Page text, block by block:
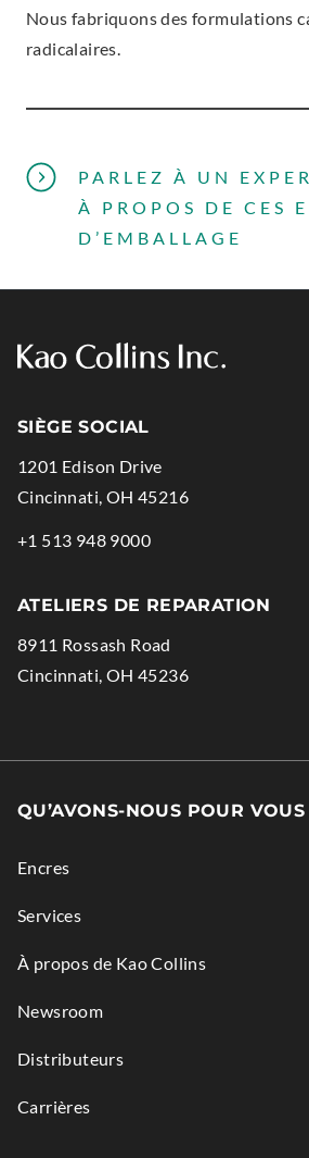
Nous fabriquons des formulations
radicalaires.
PARLEZ À UN
À PROPOS DE CES
D’EMBALLAGE
SIÈGE SOCIAL
1201 Edison Drive
Cincinnati OH 45216.
in
window.
+1 513 948 9000.
Link.
ATELIERS DE REPARATION
8911 Rossash Road
Cincinnati OH 45236.
Opens
QU’AVONS-NOUS POUR VOUS
Encres
Services
À propos de Kao Collins
Newsroom
Distributeurs
Carrières